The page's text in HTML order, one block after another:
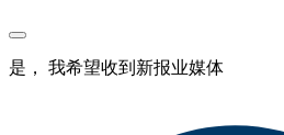
是， 我希望收到新报业媒体